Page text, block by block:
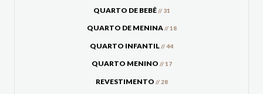
QUARTO DE BEBÊ// 31
QUARTO DE MENINA// 18
QUARTO INFANTIL// 44
QUARTO MENINO // 17
REVESTIMENTO // 28